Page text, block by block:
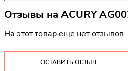
Отзывы на ACURY
На этот товар еще нет отзывов.
ОСТАВИТЬ ОТЗЫВ